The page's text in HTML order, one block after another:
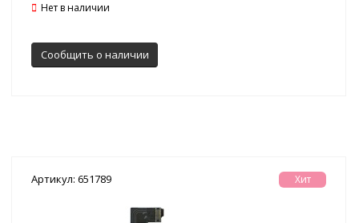
Нет в наличии
Сообщить о наличии
Артикул: 651789 Хит